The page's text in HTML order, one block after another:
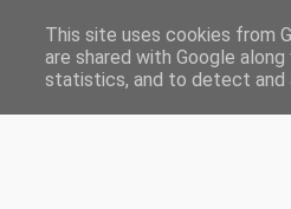
ENGLISH MA PRÉSENTATION
This site uses cookies from
are shared with Google
statistics, and to detect and